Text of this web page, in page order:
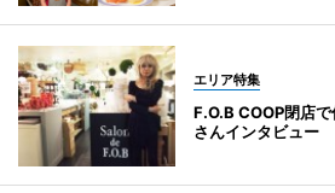
エリア特集
F.O.B COOP閉店
さんインタビュー